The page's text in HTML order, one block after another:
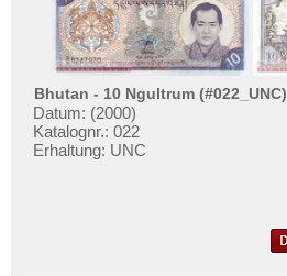
Bhutan - 10 Ngultrum (#022_UNC)
Datum: (2000)
Katalognr.: 022
Erhaltung: UNC